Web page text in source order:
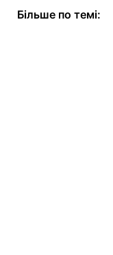
Більше по темі: